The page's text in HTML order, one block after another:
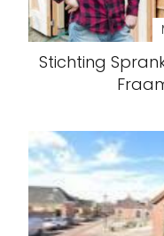
Stichting